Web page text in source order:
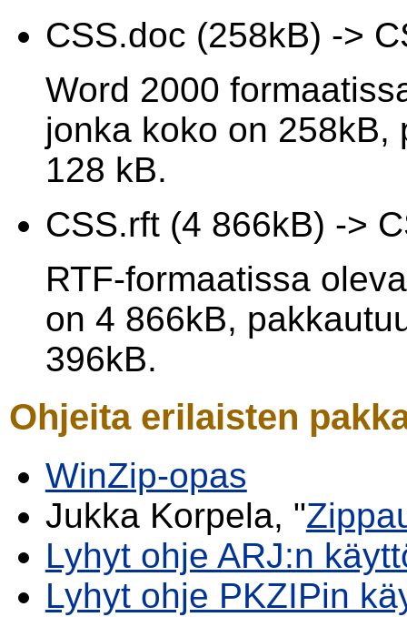
CSS.doc (258kB) ->
Word 2000
jonka koko on 258kB,
128 kB.
CSS.rft (4 866kB) ->
RTF-formaatissa
on 4 866kB,
396kB.
Ohjeita erilaisten
WinZip-opas
Jukka Korpela, "
Lyhyt ohje ARJ:n
Lyhyt ohje PKZIPin